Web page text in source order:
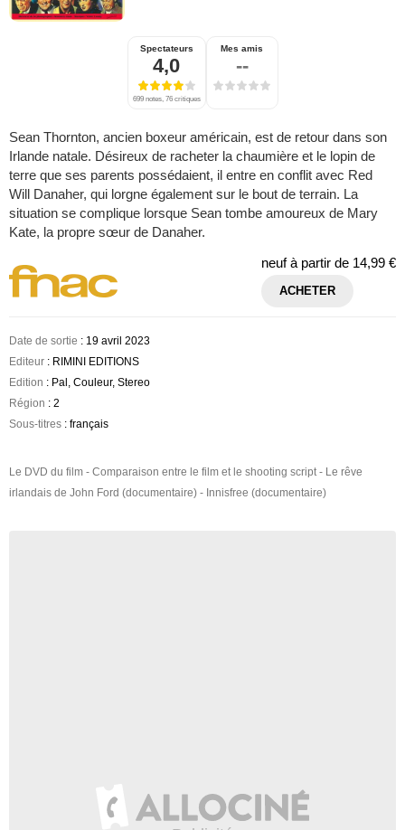
Spectateurs
4,0
699 notes, 76 critiques
Mes amis
--
Sean Thornton, ancien boxeur américain, est de retour dans son
Irlande natale. Désireux de racheter la chaumière et le lopin de
terre que ses parents possédaient, il entre en conflit avec Red
Will Danaher, qui lorgne également sur le bout de terrain. La
situation se complique lorsque Sean tombe amoureux de Mary
Kate, la propre sœur de Danaher.
neuf à partir de 14,99 €
ACHETER
Date de sortie : 19 avril 2023
Editeur : RIMINI EDITIONS
Edition : Pal, Couleur, Stereo
Région : 2
Sous-titres : français
Le DVD du film - Comparaison entre le film et le shooting script - Le rêve
irlandais de John Ford (documentaire) - Innisfree (documentaire)